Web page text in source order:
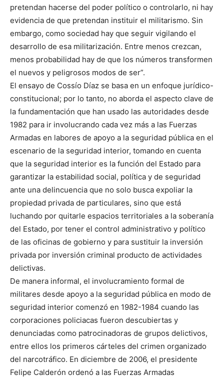
pretendan hacerse del poder político o controlarlo, ni hay
evidencia de que pretendan instituir el militarismo. Sin
embargo, como sociedad hay que seguir vigilando el
desarrollo de esa militarización. Entre menos crezcan,
menos probabilidad hay de que los números transformen
el nuevos y peligrosos modos de ser”.
El ensayo de Cossío Díaz se basa en un enfoque jurídico-
constitucional; por lo tanto, no aborda el aspecto clave de
la fundamentación que han usado las autoridades desde
1982 para ir involucrando cada vez más a las Fuerzas
Armadas en labores de apoyo a la seguridad pública en el
escenario de la seguridad interior, tomando en cuenta
que la seguridad interior es la función del Estado para
garantizar la estabilidad social, política y de seguridad
ante una delincuencia que no solo busca expoliar la
propiedad privada de particulares, sino que está
luchando por quitarle espacios territoriales a la soberanía
del Estado, por tener el control administrativo y político
de las oficinas de gobierno y para sustituir la inversión
privada por inversión criminal producto de actividades
delictivas.
De manera informal, el involucramiento formal de
militares desde apoyo a la seguridad pública en modo de
seguridad interior comenzó en 1982-1984 cuando las
corporaciones policiacas fueron descubiertas y
denunciadas como patrocinadoras de grupos delictivos,
entre ellos los primeros cárteles del crimen organizado
del narcotráfico. En diciembre de 2006, el presidente
Felipe Calderón ordenó a las Fuerzas Armadas